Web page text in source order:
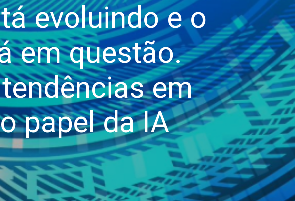
evoluindo e o
em questão.
em
papel da IA